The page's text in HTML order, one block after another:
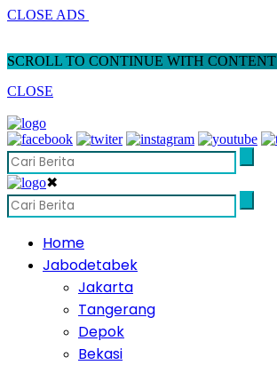
CLOSE ADS
SCROLL TO CONTINUE WITH CONTENT
CLOSE
✖
Home
Jabodetabek
Jakarta
Tangerang
Depok
Bekasi